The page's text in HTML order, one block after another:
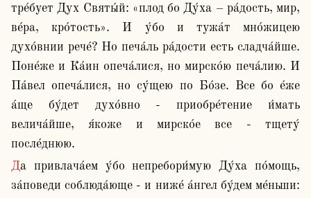
тре́бует Дух Святы́й: «плод бо Ду́ха – ра́дость, мир,
ве́ра, кро́тость». И у́бо и тужа́т мно́жицею
духо́внии рече́? Но печа́ль ра́дости есть сладча́йше.
Поне́же и Ка́ин опеча́лися, но мирско́ю печа́лию. И
Па́вел опеча́лися, но су́щею по Бо́зе. Все бо е́же
а́ще бу́дет духо́вно - приобре́тение и́мать
велича́йше, я́коже и мирско́е все - тщету́
после́днюю.
Да привлача́ем у́бо непребори́мую Ду́ха по́мощь,
за́поведи соблюда́юще - и ниже́ а́нгел бу́дем ме́ньши: